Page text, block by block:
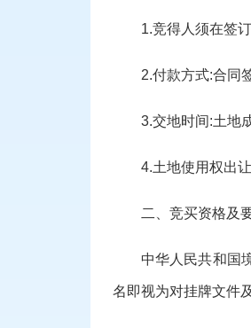
1.竞得人须在签
2.付款方式:合同
3.交地时间:土地
4.土地使用权出让
二、竞买资格及
中华人民共和国
名即视为对挂牌文件